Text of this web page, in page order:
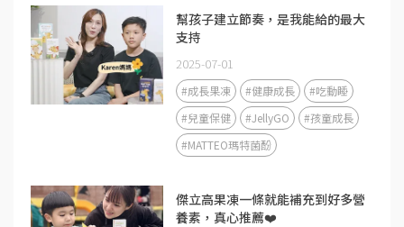
幫孩子建立節奏，是我能給的最大
支持
2025-07-01
#成長果凍 #健康成長
#吃動睡
#兒童保健
#JellyGO
#孩童成長
#MATTEO瑪特菌酚
傑立高果凍一條就能補充到好多營
養素，真心推薦❤️